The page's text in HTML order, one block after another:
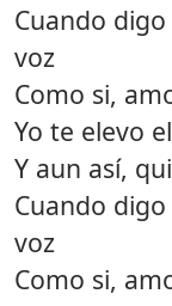
Cuando
voz
Como si,
Yo te elevo
Y aun así,
Cuando
voz
Como si,